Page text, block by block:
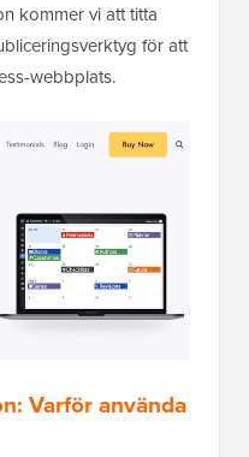
kommer vi att titta
för att
webbplats.
Varför använda